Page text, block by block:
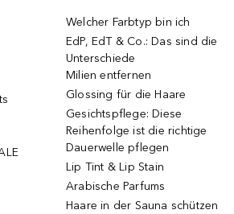
Welcher Farbtyp bin ich
EdP, EdT & Co.: Das sind die
Unterschiede
Milien entfernen
Glossing für die Haare
Gesichtspflege: Diese
Reihenfolge ist die richtige
Dauerwelle pflegen
Lip Tint & Lip Stain
Arabische Parfums
Haare in der Sauna schützen